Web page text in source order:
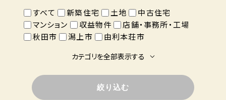
すべて
新築住宅 土地
中古住宅
マンション
収益物件
店舗・事務所・工場
秋田市
潟上市 由利本荘市
カテゴリを全部表示する